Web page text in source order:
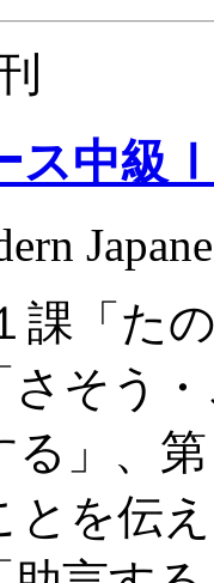
ス中
課「た
さそう
る」、
とを伝